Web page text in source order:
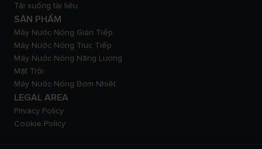
Tải xuống tài liệu
SẢN PHẨM
Máy Nước Nóng Gián Tiếp
Máy Nước Nóng Trực Tiếp
Máy Nước Nóng Năng Lượng
Mặt Trời
Máy Nước Nóng Bơm Nhiệt
LEGAL AREA
Privacy Policy
Cookie Policy